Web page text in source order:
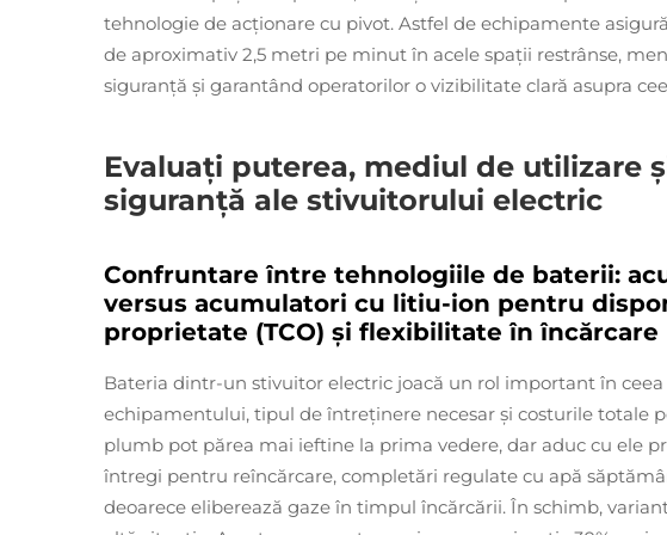
tehnologie de acționare cu pivot. Astfel de echipamente
de aproximativ 2,5 metri pe minut în acele spații restrânse,
siguranță și garantând operatorilor o vizibilitate clară asupra
Evaluați puterea, mediul de utilizare
siguranță ale stivuitorului electric
Confruntare între tehnologiile de baterii:
versus acumulatori cu litiu-ion pentru
proprietate (TCO) și flexibilitate în încărcare
Bateria dintr-un stivuitor electric joacă un rol important în
echipamentului, tipul de întreținere necesar și costurile totale
plumb pot părea mai ieftine la prima vedere, dar aduc cu ele
întregi pentru reîncărcare, completări regulate cu apă
deoarece eliberează gaze în timpul încărcării. În schimb,